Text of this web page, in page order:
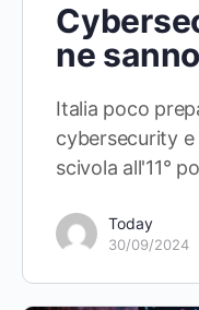
ne
Italia poco
cybersecurity
scivola all'11°
Today
30/09/2024